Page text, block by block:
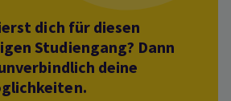
dich für diesen
Studiengang? Dann
deine